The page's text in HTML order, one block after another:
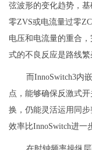
弦波形的变化趋势，
零ZVS或电流量过零
电压和电流量的重合
式的不良反应是路线繁
而InnoSwitch3内
点，能够确保反激式
换，仍能灵活运用同
效率比InnoSwitch进一